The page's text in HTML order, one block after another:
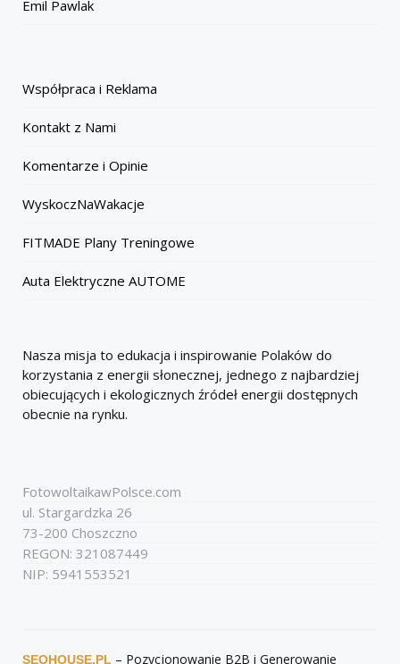
Emil Pawlak
Współpraca i Reklama
Kontakt z Nami
Komentarze i Opinie
WyskoczNaWakacje
FITMADE Plany Treningowe
Auta Elektryczne AUTOME
Nasza misja to edukacja i inspirowanie Polaków do
korzystania z energii słonecznej, jednego z najbardziej
obiecujących i ekologicznych źródeł energii dostępnych
obecnie na rynku.
FotowoltaikawPolsce.com
ul. Stargardzka 26
73-200 Choszczno
REGON: 321087449
NIP: 5941553521
SEOHOUSE.PL – Pozycjonowanie B2B i Generowanie